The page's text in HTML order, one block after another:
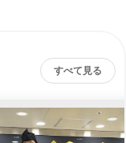
すべて見る